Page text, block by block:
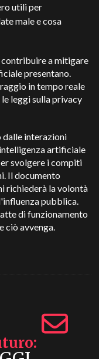
utili per
male e cosa
a mitigare
presentano.
in tempo reale
leggi sulla privacy
dalle interazioni
artificiale
svolgere i compiti
Il documento
richiederà la volontà
pubblica.
di funzionamento
ciò avvenga.